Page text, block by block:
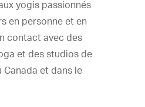
yogis passionnés
en personne et en
contact avec des
et des studios de
et dans le